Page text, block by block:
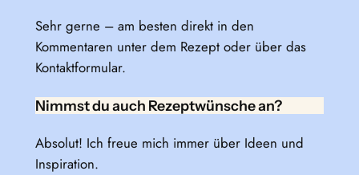
Sehr gerne – am besten direkt in den
Kommentaren unter dem Rezept oder über das
Kontaktformular.
Nimmst du auch Rezeptwünsche an?
Absolut! Ich freue mich immer über Ideen und
Inspiration.